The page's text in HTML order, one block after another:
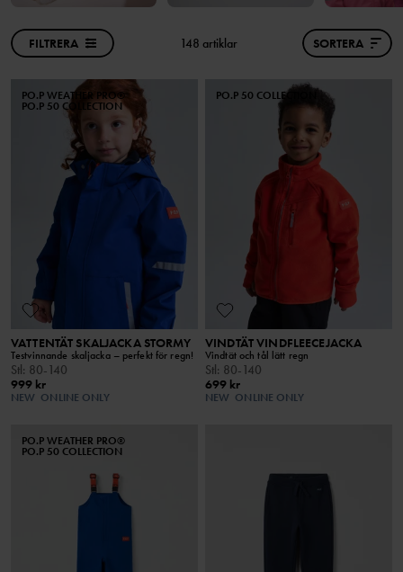
FILTRERA 148 artiklar SORTERA
PO.P WEATHER PRO®
PO.P 50 COLLECTION
VATTENTÄT SKALJACKA STORMY
Testvinnande skaljacka – perfekt för regn!
Stl: 80-140
999 kr
NEW ONLINE ONLY
PO.P 50 COLLECTION
VINDTÄT VINDFLEECEJACKA
Vindtät och tål lätt regn
Stl: 80-140
699 kr
NEW ONLINE ONLY
PO.P WEATHER PRO®
PO.P 50 COLLECTION